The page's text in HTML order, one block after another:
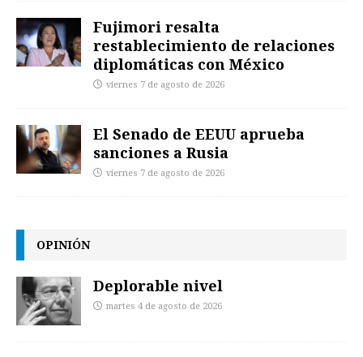
Fujimori resalta
restablecimiento de relaciones
diplomáticas con México
viernes 7 de agosto de 2026
El Senado de EEUU aprueba
sanciones a Rusia
viernes 7 de agosto de 2026
OPINIÓN
Deplorable nivel
martes 4 de agosto de 2026